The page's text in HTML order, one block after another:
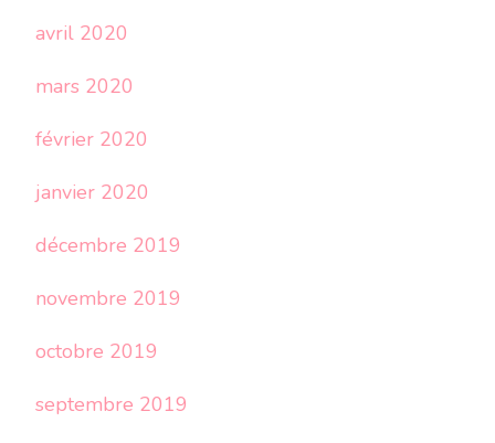
avril 2020
mars 2020
février 2020
janvier 2020
décembre 2019
novembre 2019
octobre 2019
septembre 2019